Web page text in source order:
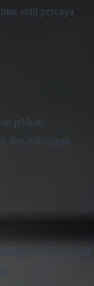
sulit percaya
pilihan
dan hubungan
tetapi tekanan